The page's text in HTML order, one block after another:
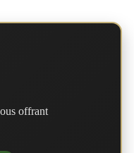
offrant